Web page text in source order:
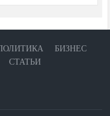
БИЗНЕС
СТАТЬИ